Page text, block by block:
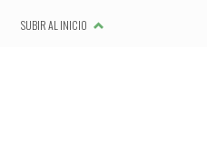
SUBIR AL INICIO